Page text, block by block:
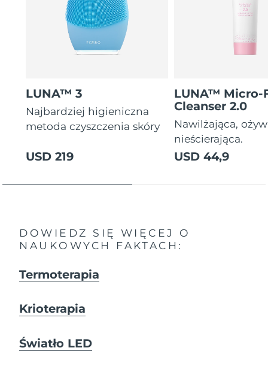
LUNA™ 3
Najbardziej higieniczna
metoda czyszczenia skóry
USD 219
LUNA™ Micro-
Cleanser 2.0
Nawilżająca,
nieścierająca.
USD 44,9
DOWIEDZ SIĘ WIĘCEJ O
NAUKOWYCH FAKTACH:
Termoterapia
Krioterapia
Światło LED